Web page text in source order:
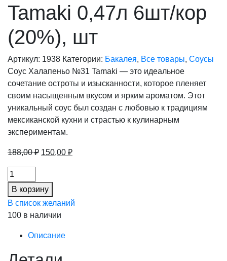
Tamaki 0,47л 6шт/кор
(20%), шт
Артикул: 1938 Категории: Бакалея, Все товары, Соусы
Соус Халапеньо №31 Tamaki — это идеальное
сочетание остроты и изысканности, которое пленяет
своим насыщенным вкусом и ярким ароматом. Этот
уникальный соус был создан с любовью к традициям
мексиканской кухни и страстью к кулинарным
экспериментам.
188,00₽ Первоначальная
188,00 ₽.
150,00 ₽Текущая
Соус
Халапеньо
№31
Tamaki
0,47л
6шт/
(20%),
В корзину
В список желаний
100 в наличии
Описание